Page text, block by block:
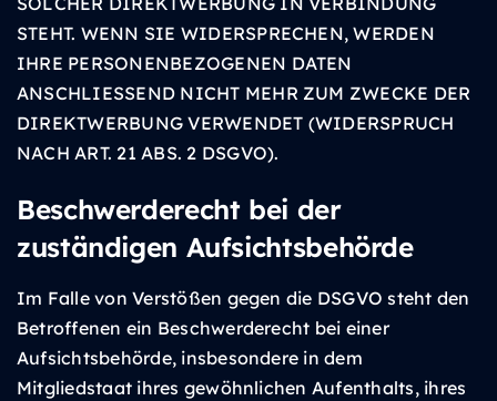
STEHT. WENN SIE WIDERSPRECHEN, WERDEN
IHRE PERSONENBEZOGENEN DATEN
ANSCHLIESSEND NICHT MEHR ZUM ZWECKE DER
DIREKTWERBUNG VERWENDET (WIDERSPRUCH
NACH ART. 21 ABS. 2 DSGVO).
Beschwerde­recht bei der
zuständigen Aufsichts­behörde
Im Falle von Verstößen gegen die DSGVO steht den
Betroffenen ein Beschwerderecht bei einer
Aufsichtsbehörde, insbesondere in dem
Mitgliedstaat ihres gewöhnlichen Aufenthalts, ihres